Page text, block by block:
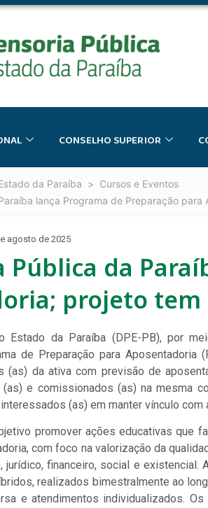
CONSELHO SUPERIOR
da Paraíba
Cursos e Eventos
lança Programa de Preparação
agosto de 2025
Pública da
projeto
Estado da Paraíba (DPE-PB), por
de Preparação para Aposentadoria
(as) da ativa com previsão de
e comissionados (as) na mesma
(as) em manter vínculo com
promover ações educativas que
com foco na valorização da
financeiro, social e existencial.
realizados bimestralmente ao
e atendimentos individualizados. Os